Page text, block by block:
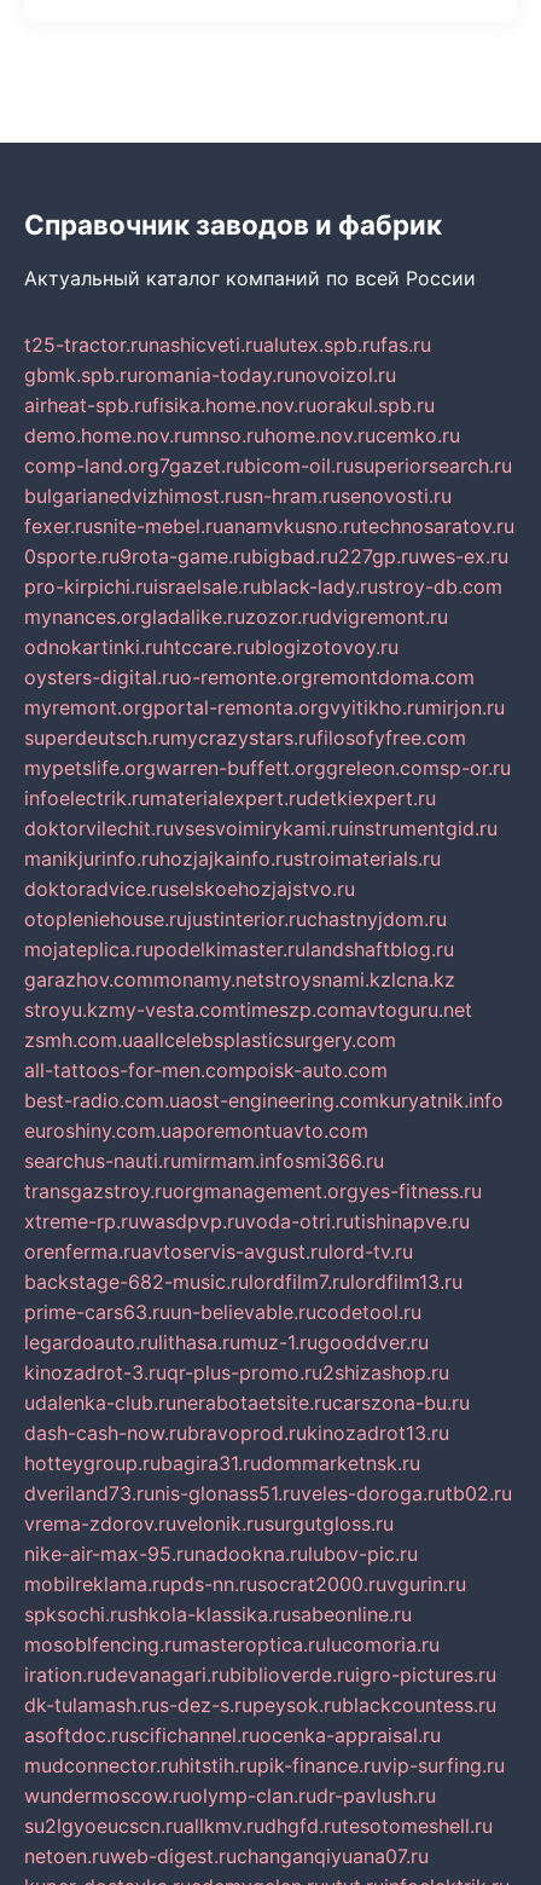
Справочник заводов и фабрик
Актуальный каталог компаний по всей России
t25-tractor.runashicveti.rualutex.spb.rufas.ru
gbmk.spb.ruromania-today.runovoizol.ru
airheat-spb.rufisika.home.nov.ruorakul.spb.ru
demo.home.nov.rumnso.ruhome.nov.rucemko.ru
comp-land.org7gazet.rubicom-oil.rusuperiorsearch.ru
bulgarianedvizhimost.rusn-hram.rusenovosti.ru
fexer.rusnite-mebel.ruanamvkusno.rutechnosaratov.ru
0sporte.ru9rota-game.rubigbad.ru227gp.ruwes-ex.ru
pro-kirpichi.ruisraelsale.rublack-lady.rustroy-db.com
mynances.orgladalike.ruzozor.rudvigremont.ru
odnokartinki.ruhtccare.rublogizotovoy.ru
oysters-digital.ruo-remonte.orgremontdoma.com
myremont.orgportal-remonta.orgvyitikho.rumirjon.ru
superdeutsch.rumycrazystars.rufilosofyfree.com
mypetslife.orgwarren-buffett.orggreleon.comsp-or.ru
infoelectrik.rumaterialexpert.rudetkiexpert.ru
doktorvilechit.ruvsesvoimirykami.ruinstrumentgid.ru
manikjurinfo.ruhozjajkainfo.rustroimaterials.ru
doktoradvice.ruselskoehozjajstvo.ru
otopleniehouse.rujustinterior.ruchastnyjdom.ru
mojateplica.rupodelkimaster.rulandshaftblog.ru
garazhov.commonamy.netstroysnami.kzlcna.kz
stroyu.kzmy-vesta.comtimeszp.comavtoguru.net
zsmh.com.uaallcelebsplasticsurgery.com
all-tattoos-for-men.compoisk-auto.com
best-radio.com.uaost-engineering.comkuryatnik.info
euroshiny.com.uaporemontuavto.com
searchus-nauti.rumirmam.infosmi366.ru
transgazstroy.ruorgmanagement.orgyes-fitness.ru
xtreme-rp.ruwasdpvp.ruvoda-otri.rutishinapve.ru
orenferma.ruavtoservis-avgust.rulord-tv.ru
backstage-682-music.rulordfilm7.rulordfilm13.ru
prime-cars63.ruun-believable.rucodetool.ru
legardoauto.rulithasa.rumuz-1.rugooddver.ru
kinozadrot-3.ruqr-plus-promo.ru2shizashop.ru
udalenka-club.runerabotaetsite.rucarszona-bu.ru
dash-cash-now.rubravoprod.rukinozadrot13.ru
hotteygroup.rubagira31.rudommarketnsk.ru
dveriland73.runis-glonass51.ruveles-doroga.rutb02.ru
vrema-zdorov.ruvelonik.rusurgutgloss.ru
nike-air-max-95.runadookna.rulubov-pic.ru
mobilreklama.rupds-nn.rusocrat2000.ruvgurin.ru
spksochi.rushkola-klassika.rusabeonline.ru
mosoblfencing.rumasteroptica.rulucomoria.ru
iration.rudevanagari.rubiblioverde.ruigro-pictures.ru
dk-tulamash.rus-dez-s.rupeysok.rublackcountess.ru
asoftdoc.ruscifichannel.ruocenka-appraisal.ru
mudconnector.ruhitstih.rupik-finance.ruvip-surfing.ru
wundermoscow.ruolymp-clan.rudr-pavlush.ru
su2lgyoeucscn.ruallkmv.rudhgfd.rutesotomeshell.ru
netoen.ruweb-digest.ruchanganqiyuana07.ru